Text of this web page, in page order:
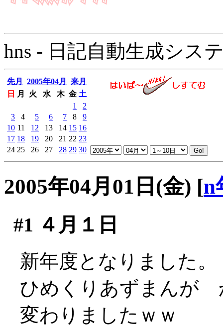
hns - 日記自動生成シス
先月 2005年04月
来月
日
月 火 水 木 金 土
1
2
3
4 5 6 7 8
9
10 11 12 13 14 15 16
17 18 19 20 21 22 23
24 25 26 27 28 29 30
2005年04月01日(金) [n
#1 ４月１日
新年度となりました。
ひめくりあずまん
変わりましたｗｗ